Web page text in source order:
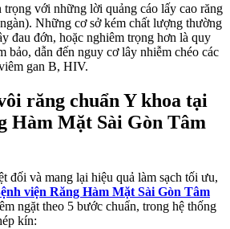
trọng với những lời quảng cáo lấy cao răng
Những cơ sở kém chất lượng thường
đau đớn, hoặc nghiêm trọng hơn là quy
bảo, dẫn đến nguy cơ lây nhiễm chéo các
gan B, HIV.
răng chuẩn Y khoa tại
Hàm Mặt Sài Gòn Tâm
đối và mang lại hiệu quả làm sạch tối ưu,
viện Răng Hàm Mặt Sài Gòn Tâm
ngặt theo 5 bước chuẩn, trong hệ thống
kín: